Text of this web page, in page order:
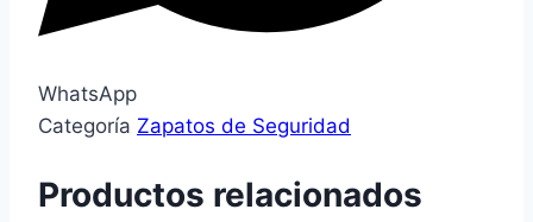
WhatsApp
Categoría Zapatos de Seguridad
Productos relacionados